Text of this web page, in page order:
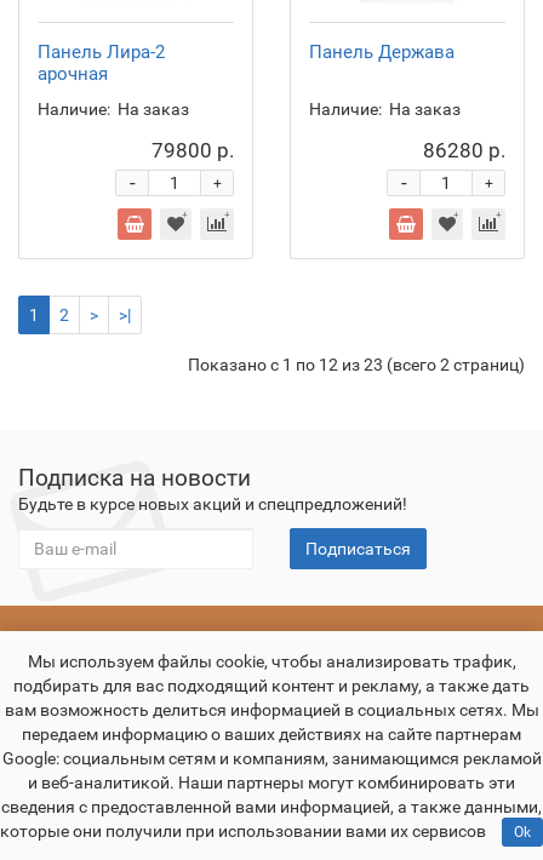
Панель Лира-2
арочная
Наличие: На заказ
79800 р.
+
-
Панель Держава
Наличие: На заказ
86280 р.
+
-
1 2 > >|
Показано с 1 по 12 из 23 (всего 2 страниц)
Подписка на новости
Будьте в курсе новых акций и спецпредложений!
Подписаться
Декоративные панели и двери из массива дуба
Мы используем файлы cookie, чтобы анализировать трафик,
подбирать для вас подходящий контент и рекламу, а также дать
вам возможность делиться информацией в социальных сетях. Мы
передаем информацию о ваших действиях на сайте партнерам
Google: социальным сетям и компаниям, занимающимся рекламой
и веб-аналитикой. Наши партнеры могут комбинировать эти
сведения с предоставленной вами информацией, а также данными,
которые они получили при использовании вами их сервисов
Ok